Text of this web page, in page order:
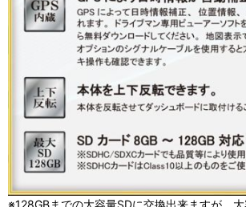
※128GBまでの大容量SDに交換出来ますが、